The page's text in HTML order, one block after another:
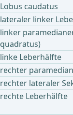
Lobus caudatus
lateraler linker
linker
quadratus)
linke Leberhälfte
rechter
rechter lateraler
rechte Leberhälfte